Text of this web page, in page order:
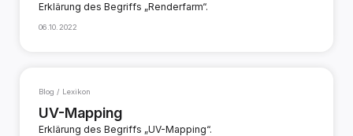
Erklärung des Begriffs „Renderfarm“.
06.10.2022
Blog / Lexikon
UV-Mapping
Erklärung des Begriffs „UV-Mapping“.